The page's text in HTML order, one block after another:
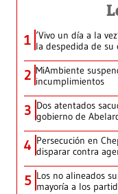
1 ‘Vivo un día a la
la despedida de su
2 MiAmbiente
incumplimientos
3 Dos atentados
gobierno de
4 Persecución en
disparar contra
5 Los no alineados
mayoría a los